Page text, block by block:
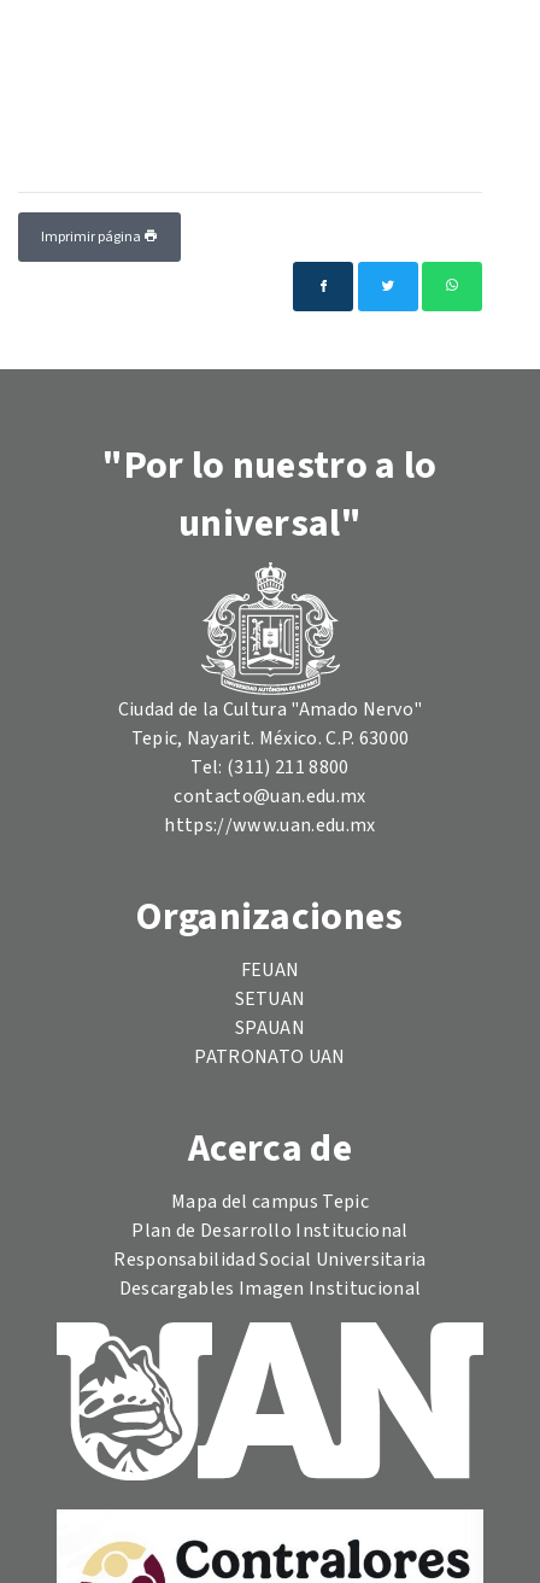
Imprimir página
"Por lo nuestro a lo
universal"
Ciudad de la Cultura "Amado Nervo"
Tepic, Nayarit. México. C.P. 63000
Tel: (311) 211 8800
contacto@uan.edu.mx
https://www.uan.edu.mx
Organizaciones
FEUAN
SETUAN
SPAUAN
PATRONATO UAN
Acerca de
Mapa del campus Tepic
Plan de Desarrollo Institucional
Responsabilidad Social Universitaria
Descargables Imagen Institucional